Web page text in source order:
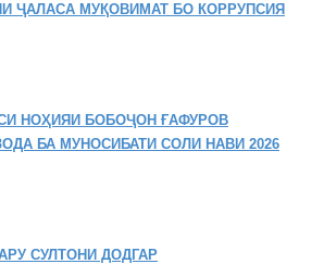
ҶАЛАСА МУҚОВИМАТ БО КОРРУПСИЯ
НОҲИЯИ БОБОҶОН ҒАФУРОВ
БА МУНОСИБАТИ СОЛИ НАВИ 2026
СУЛТОНИ ДОДГАР